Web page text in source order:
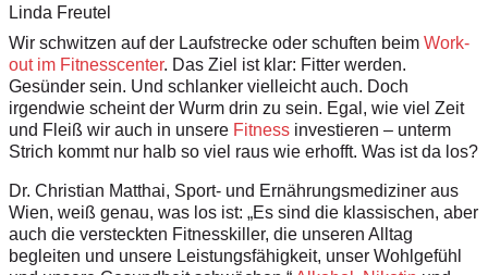
Linda Freutel
Wir schwitzen auf der Laufstrecke oder schuften beim Work-
out im Fitnesscenter. Das Ziel ist klar: Fitter werden.
Gesünder sein. Und schlanker vielleicht auch. Doch
irgendwie scheint der Wurm drin zu sein. Egal, wie viel Zeit
und Fleiß wir auch in unsere Fitness investieren – unterm
Strich kommt nur halb so viel raus wie erhofft. Was ist da los?
Dr. Christian Matthai, Sport- und Ernährungsmediziner aus
Wien, weiß genau, was los ist: „Es sind die klassischen, aber
auch die versteckten Fitnesskiller, die unseren Alltag
begleiten und unsere Leistungsfähigkeit, unser Wohlgefühl